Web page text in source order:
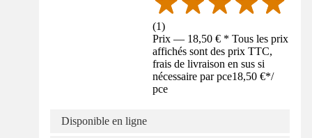
(1)
Prix — 18,50 € * Tous les prix
affichés sont des prix TTC,
frais de livraison en sus si
nécessaire par pce18,50 €*/
pce
Disponible en ligne